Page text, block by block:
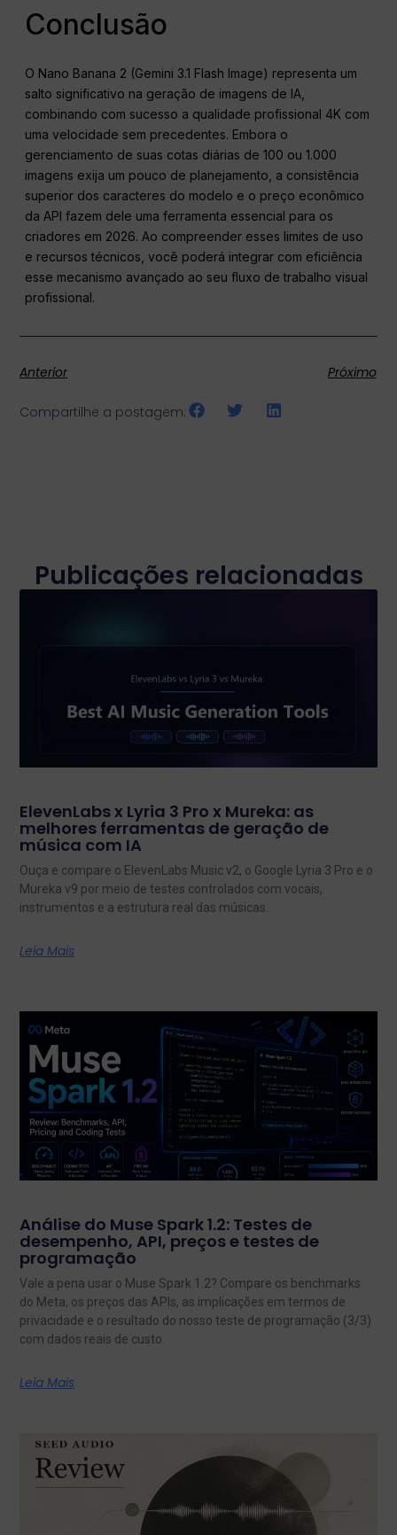
Conclusão
O Nano Banana 2 (Gemini 3.1 Flash Image) representa um
salto significativo na geração de imagens de IA,
combinando com sucesso a qualidade profissional 4K com
uma velocidade sem precedentes. Embora o
gerenciamento de suas cotas diárias de 100 ou 1.000
imagens exija um pouco de planejamento, a consistência
superior dos caracteres do modelo e o preço econômico
da API fazem dele uma ferramenta essencial para os
criadores em 2026. Ao compreender esses limites de uso
e recursos técnicos, você poderá integrar com eficiência
esse mecanismo avançado ao seu fluxo de trabalho visual
profissional.
Anterior Próximo
Compartilhe a postagem:
Publicações relacionadas
ElevenLabs x Lyria 3 Pro x Mureka: as
melhores ferramentas de geração de
música com IA
Ouça e compare o ElevenLabs Music v2, o Google Lyria 3 Pro e o
Mureka v9 por meio de testes controlados com vocais,
instrumentos e a estrutura real das músicas.
Leia Mais
Análise do Muse Spark 1.2: Testes de
desempenho, API, preços e testes de
programação
Vale a pena usar o Muse Spark 1.2? Compare os benchmarks
do Meta, os preços das APIs, as implicações em termos de
privacidade e o resultado do nosso teste de programação (3/3)
com dados reais de custo.
Leia Mais